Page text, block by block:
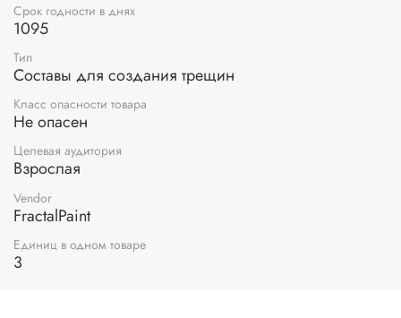
Срок годности в днях
1095
Тип
Составы для создания трещин
Класс опасности товара
Не опасен
Целевая аудитория
Взрослая
Vendor
FractalPaint
Единиц в одном товаре
3